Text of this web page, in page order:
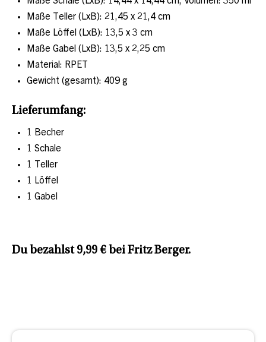
Maße Teller (LxB): 21,45 x 21,4 cm
Maße Löffel (LxB): 13,5 x 3 cm
Maße Gabel (LxB): 13,5 x 2,25 cm
Material: RPET
Gewicht (gesamt): 409 g
Lieferumfang:
1 Becher
1 Schale
1 Teller
1 Löffel
1 Gabel
Du bezahlst 9,99 € bei Fritz Berger.